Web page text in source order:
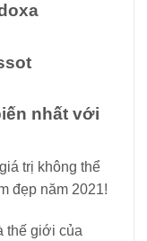
nhất với
trị không thể
đẹp năm 2021!
thế giới của